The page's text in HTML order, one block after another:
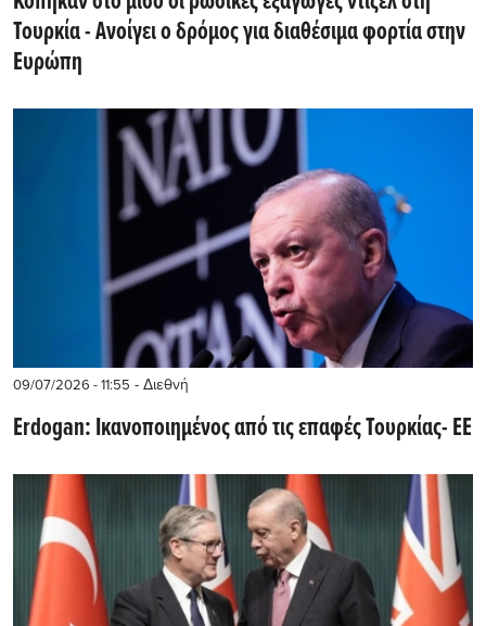
Τουρκία - Aνοίγει ο δρόμος για διαθέσιμα φορτία στην
Ευρώπη
09/07/2026 - 11:55 - Διεθνή
Erdogan: Ικανοποιημένος από τις επαφές Τουρκίας- ΕΕ